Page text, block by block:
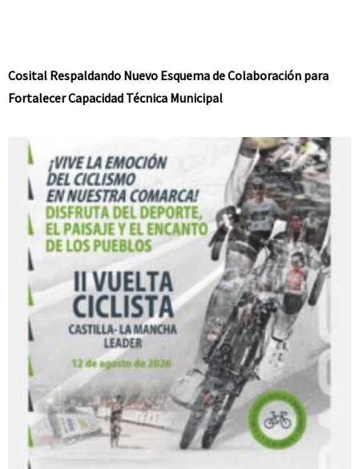
Cosital Respaldando Nuevo Esquema de Colaboración para
Fortalecer Capacidad Técnica Municipal